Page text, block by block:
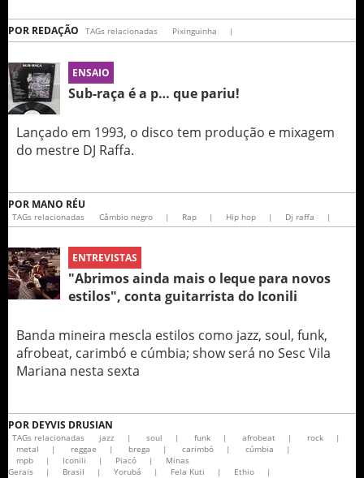
POR REDAÇÃO TAGs relacionadas Pixinguinha |
ENSAIO
Sub-raça é a p… que pariu!
Lançado em 1993, o disco tem produção e mixagem
do mestre DJ Raffa.
POR MANO RÉU
TAGs relacionadas Câmbio negro | Rap | Hip hop | Dj raffa |
ENTREVISTAS
"Abrimos ainda mais o leque para novos
estilos", conta guitarrista do Iconili
Banda mineira mescla estilos como jazz, soul, funk,
afrobeat, carimbó e cúmbia; show será no Sesc Vila
Mariana nesta sexta
POR DEYVIS DRUSIAN
TAGs relacionadas jazz | soul | funk | afrobeat | rock
|
metal
| reggae | brega | carimbó | cúmbia
|
mpb
| Iconili | Piacó |
Minas
Gerais
| Brasil | Yorubá | Fela Kuti | Ethio |